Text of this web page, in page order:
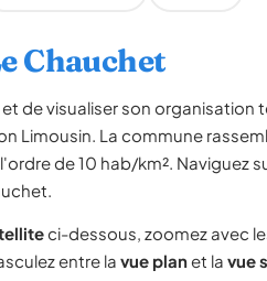
Chauchet
de visualiser son organisation
Limousin. La commune
de 10 hab/km². Naviguez
ci-dessous, zoomez avec
entre la vue planet la vue